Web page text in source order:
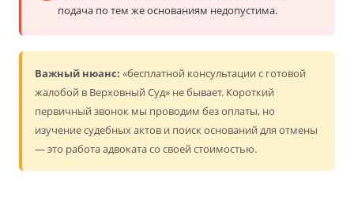
подача по тем же основаниям недопустима.
Важный нюанс: «бесплатной консультации с готовой
жалобой в Верховный Суд» не бывает. Короткий
первичный звонок мы проводим без оплаты, но
изучение судебных актов и поиск оснований для отмены
— это работа адвоката со своей стоимостью.